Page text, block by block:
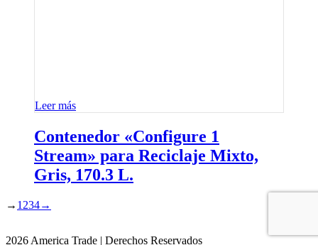
Leer más
Contenedor «Configure 1
Stream» para Reciclaje Mixto,
Gris, 170.3 L.
→ 1 234→
2026 America Trade | Derechos Reservados